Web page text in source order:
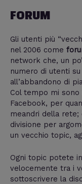
FORUM
Gli utenti più
nel 2006 come
network che, un
numero di utenti
all’abbandono di
Col tempo mi
Facebook, per
meandri della
divisione per
un vecchio topic,
Ogni topic potete
velocemente tra i
sottoscrivere la